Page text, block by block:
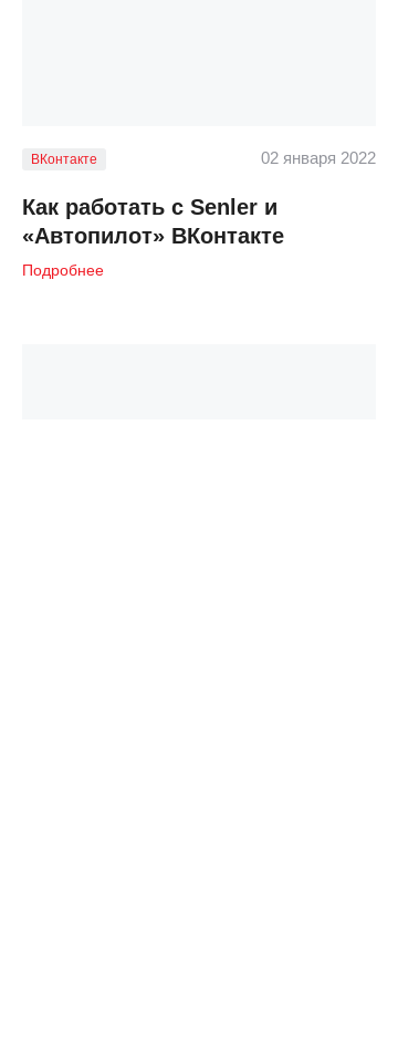
02 января 2022
ВКонтакте
Как работать с Senler и
«Автопилот» ВКонтакте
Подробнее